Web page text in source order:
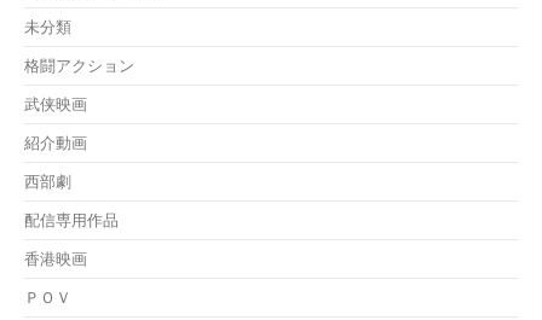
未分類
格闘アクション
武侠映画
紹介動画
西部劇
配信専用作品
香港映画
ＰＯＶ